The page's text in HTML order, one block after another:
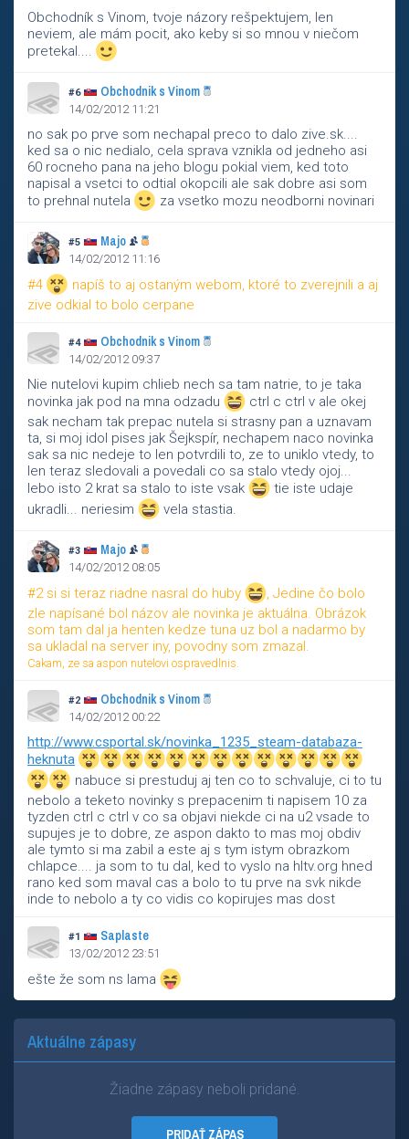
Obchodník s Vinom, tvoje názory rešpektujem, len
neviem, ale mám pocit, ako keby si so mnou v niečom
pretekal....
#6 Obchodnik s Vinom
14/02/2012 11:21
no sak po prve som nechapal preco to dalo zive.sk....
ked sa o nic nedialo, cela sprava vznikla od jedneho asi
60 rocneho pana na jeho blogu pokial viem, ked toto
napisal a vsetci to odtial okopcili ale sak dobre asi som
to prehnal nutela
za vsetko mozu neodborni novinari
#5 Majo
14/02/2012 11:16
#4
napíš to aj ostaným webom, ktoré to zverejnili a aj
zive odkial to bolo cerpane
#4 Obchodnik s Vinom
14/02/2012 09:37
Nie nutelovi kupim chlieb nech sa tam natrie, to je taka
novinka jak pod na mna odzadu
ctrl c ctrl v ale okej
sak necham tak prepac nutela si strasny pan a uznavam
ta, si moj idol pises jak Šejkspír, nechapem naco novinka
sak sa nic nedeje to len potvrdili to, ze to uniklo vtedy, to
len teraz sledovali a povedali co sa stalo vtedy ojoj...
lebo isto 2 krat sa stalo to iste vsak
tie iste udaje
ukradli... neriesim
vela stastia.
#3 Majo
14/02/2012 08:05
#2 si si teraz riadne nasral do huby
, Jedine čo bolo
zle napísané bol názov ale novinka je aktuálna. Obrázok
som tam dal ja henten kedze tuna uz bol a nadarmo by
sa ukladal na server iny, povodny som zmazal.
Cakam, ze sa aspon nutelovi ospravedlnis.
#2 Obchodnik s Vinom
14/02/2012 00:22
http://www.csportal.sk/novinka_1235_steam-databaza-
heknuta
nabuce si prestuduj aj ten co to schvaluje, ci to tu
nebolo a teketo novinky s prepacenim ti napisem 10 za
tyzden ctrl c ctrl v co sa objavi niekde ci na u2 vsade to
supujes je to dobre, ze aspon dakto to mas moj obdiv
ale tymto si ma zabil a este aj s tym istym obrazkom
chlapce.... ja som to tu dal, ked to vyslo na hltv.org hned
rano ked som maval cas a bolo to tu prve na svk nikde
inde to nebolo a ty co vidis co kopirujes mas dost
#1 Saplaste
13/02/2012 23:51
ešte že som ns lama
Aktuálne zápasy
Žiadne zápasy neboli pridané.
PRIDAŤ ZÁPAS